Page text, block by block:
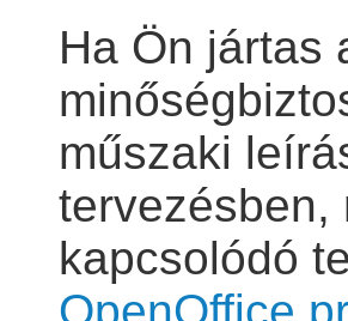
Ha Ön jártas
műszaki
tervezésben,
kapcsolódó